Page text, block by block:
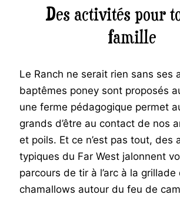
Des activités pour
famille
Le Ranch ne serait rien sans ses
baptêmes poney sont proposés
une ferme pédagogique permet
grands d’être au contact de nos
et poils. Et ce n’est pas tout, des
typiques du Far West jalonnent
parcours de tir à l’arc à la grillade
chamallows autour du feu de